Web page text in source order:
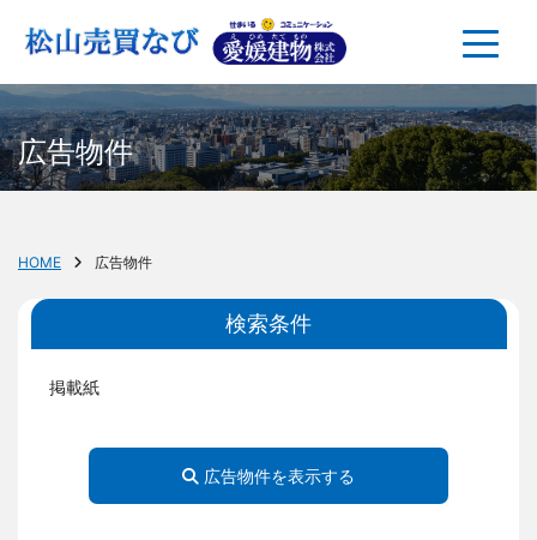
広告物件
HOME 広告物件
検索条件
掲載紙
広告物件を表示する